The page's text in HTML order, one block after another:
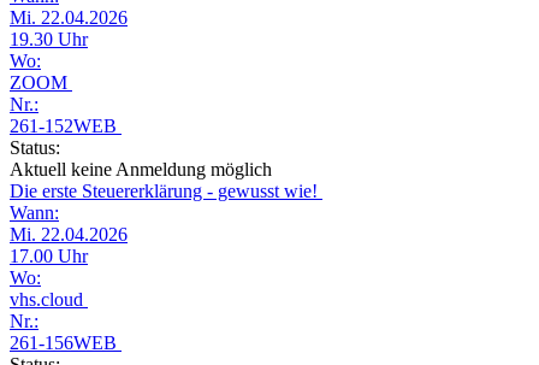
Mi. 22.04.2026
19.30 Uhr
Wo:
ZOOM
Nr.:
261-152WEB
Status:
Aktuell keine Anmeldung möglich
Die erste Steuererklärung - gewusst wie!
Wann:
Mi. 22.04.2026
17.00 Uhr
Wo:
vhs.cloud
Nr.:
261-156WEB